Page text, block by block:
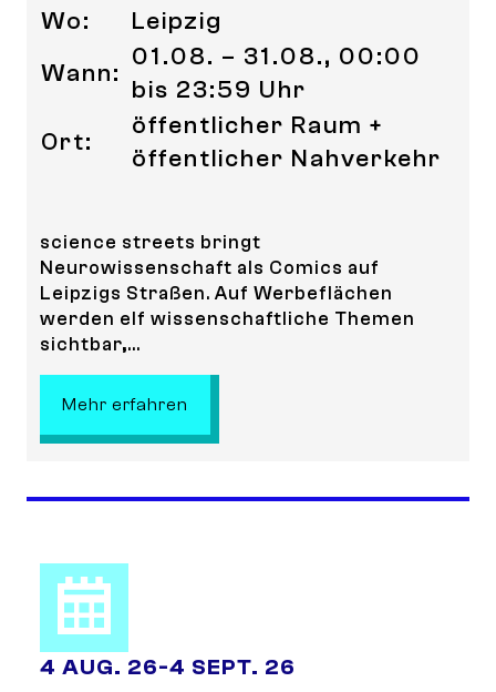
Wo:
Leipzig
Wann:
01.08. – 31.08., 00:00
bis 23:59 Uhr
Ort:
öffentlicher Raum +
öffentlicher Nahverkehr
science streets bringt
Neurowissenschaft als Comics auf
Leipzigs Straßen. Auf Werbeflächen
werden elf wissenschaftliche Themen
sichtbar,...
Mehr erfahren
4 AUG. 26-4 SEPT. 26